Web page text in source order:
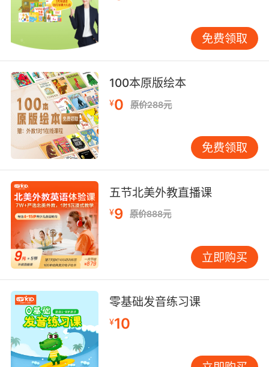
免费领取
100本原版绘本
¥0 原价288元
免费领取
五节北美外教直播课
¥9 原价888元
立即购买
零基础发音练习课
¥10